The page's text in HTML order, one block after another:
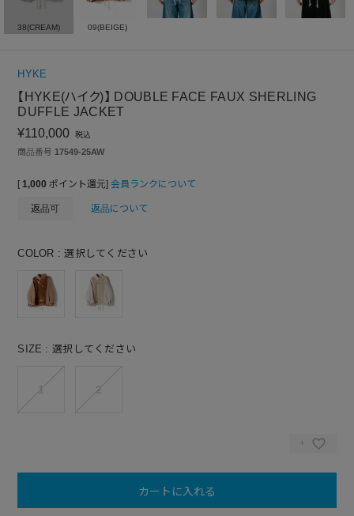
38(CREAM) 09(BEIGE)
HYKE
【HYKE(ハイク)】 DOUBLE FACE FAUX SHERLING
DUFFLE JACKET
¥110,000 税込
商品番号 17549-25AW
[ 1,000 ポイント還元] 会員ランクについて
返品可 返品について
COLOR 選択してください
SIZE 選択してください
カートに入れる